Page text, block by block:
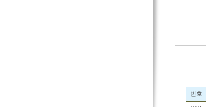
번호